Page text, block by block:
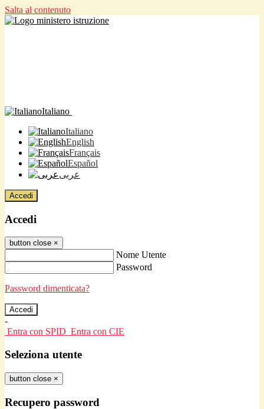
Salta al contenuto
Italiano
Italiano
English
Français
Español
عربى
Accedi
Accedi
button close ×
Nome Utente
Password
Password dimenticata?
-
Entra con SPID Entra con CIE
Seleziona utente
button close ×
Recupero password